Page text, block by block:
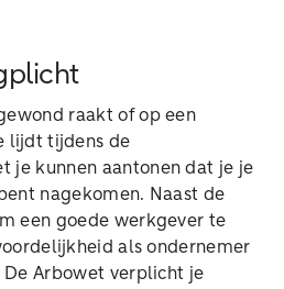
raakt of op een
lijdt tijdens de
je kunnen aantonen dat je je
nagekomen. Naast de
een goede werkgever te
als ondernemer
Arbowet verplicht je